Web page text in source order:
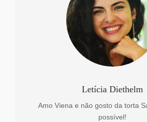
Letícia Diethelm
Amo Viena e não gosto da torta
possível!